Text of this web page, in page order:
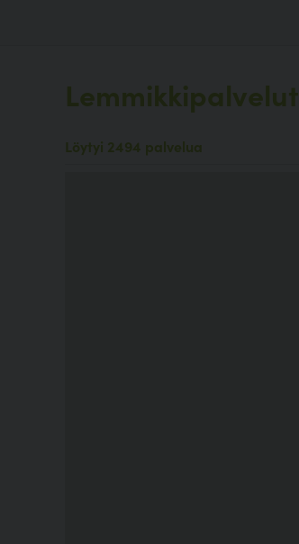
Lemmikkipalvelut
Löytyi 2494 palvelua